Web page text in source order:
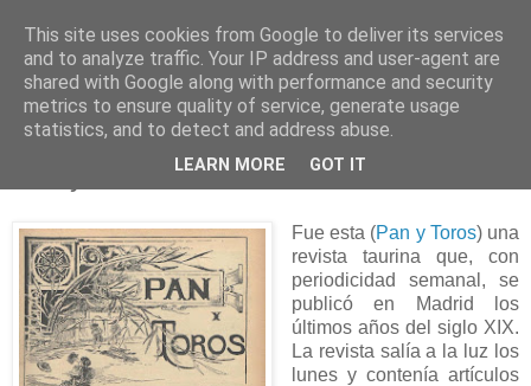
Fue esta (Pan y Toros) una
revista taurina que, con
periodicidad semanal, se
publicó en Madrid los
últimos años del siglo XIX.
La revista salía a la luz los
lunes y contenía artículos
This site uses cookies from Google to deliver its services
and to analyze traffic. Your IP address and user-agent are
shared with Google along with performance and security
metrics to ensure quality of service, generate usage
statistics, and to detect and address abuse.
LEARN MORE GOT IT